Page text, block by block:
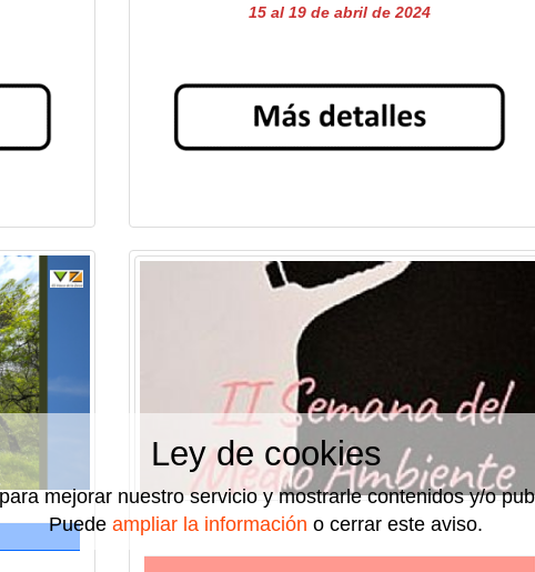
15 al 19 de abril de 2024
Ley de cookies
mejorar nuestro servicio y mostrarle contenidos y/o
Puede ampliar la información o cerrar este aviso.